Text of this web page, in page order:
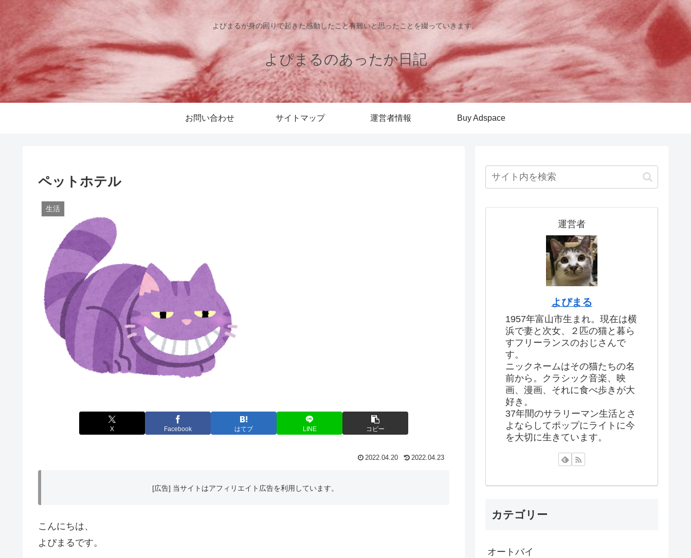
よぴまるが身の回りで起きた感動したこと有難いと思ったことを綴っていきます。
よぴまるのあったか日記
お問い合わせ サイトマップ 運営者情報 Buy Adspace
ペットホテル
生活
X Facebook はてブ LINE コピー
2022.04.20 2022.04.23
[広告] 当サイトはアフィリエイト広告を利用しています。
こんにちは、
よぴまるです。
運営者
よぴまる
1957年富山市生まれ。現在は横
浜で妻と次女、２匹の猫と暮ら
すフリーランスのおじさんで
す。
ニックネームはその猫たちの名
前から。クラシック音楽、映
画、漫画、それに食べ歩きが大
好き。
37年間のサラリーマン生活とさ
よならしてポップにライトに今
を大切に生きています。
カテゴリー
オートバイ